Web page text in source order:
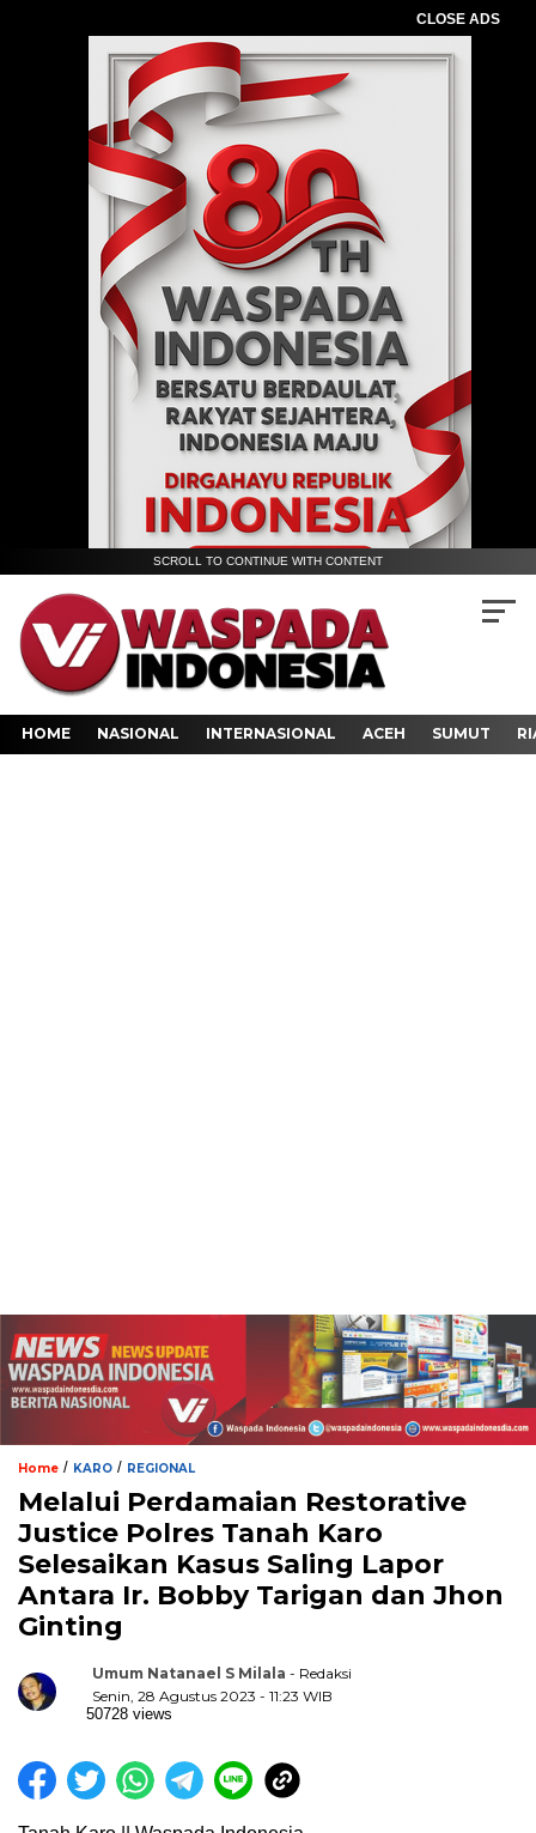
CLOSE ADS
SCROLL TO CONTINUE WITH CONTENT
HOME NASIONAL INTERNASIONAL ACEH SUMUT
Home / KARO / REGIONAL
Melalui Perdamaian Restorative
Justice Polres Tanah Karo
Selesaikan Kasus Saling Lapor
Antara Ir. Bobby Tarigan dan Jhon
Ginting
Umum Natanael S Milala - Redaksi
Senin, 28 Agustus 2023 - 11:23 WIB
50728 views